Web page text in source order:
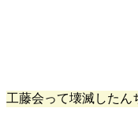
工藤会って壊滅したん